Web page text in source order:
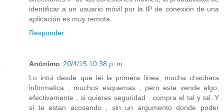
identificar a un usuario móvil por la IP de conexión de una
aplicación es muy remota.
Responder
Anónimo 20/4/15 10:38 p. m.
Lo intui desde que lei la primera linea, mucha chachara
informatica , muchos esquemas , pero este vende algo,
efectivamente , si quieres seguridad , compra el tal y tal..Y
si te estan acosando , sin un argumento donde poder